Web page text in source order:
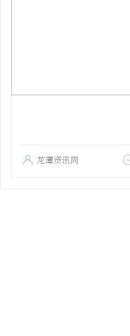
龙潭资讯网